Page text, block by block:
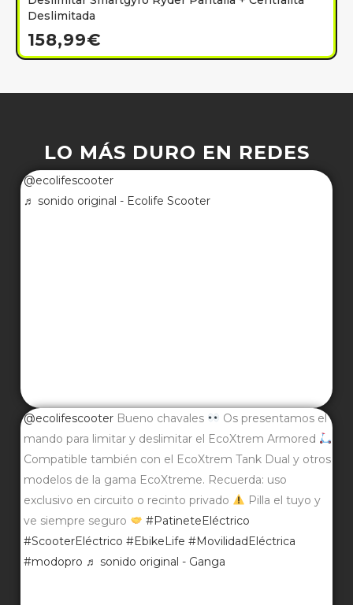
Deslimitada
158,99€
LO MÁS DURO EN REDES
@ecolifescooter
♬ sonido original - Ecolife Scooter
@ecolifescooter Bueno chavales
Os presentamos el
mando para limitar y deslimitar el EcoXtrem Armored
Compatible también con el EcoXtrem Tank Dual y otros
modelos de la gama EcoXtreme. Recuerda: uso
exclusivo en circuito o recinto privado
Pilla el tuyo y
ve siempre seguro
#PatineteEléctrico
#ScooterEléctrico #EbikeLife #MovilidadEléctrica
#modopro ♬ sonido original - Ganga